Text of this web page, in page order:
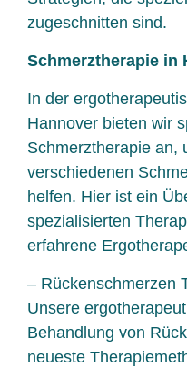
zugeschnitten sind.
Schmerztherapie in
In der
Hannover bieten wir
Schmerztherapie an,
verschiedenen
helfen. Hier ist ein
spezialisierten
erfahrene
– Rückenschmerzen
Unsere
Behandlung von
neueste